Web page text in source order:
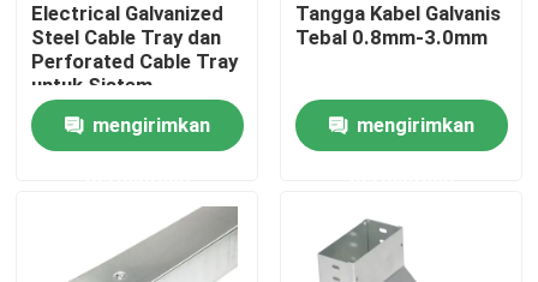
Rumah
Produk
Tentang kami
Electrical Galvanized
Steel Cable Tray dan
Perforated Cable Tray
untuk Sistem
Manajemen Kabel
mengirimkan
Tangga Kabel Galvanis
Tebal 0.8mm-3.0mm
mengirimkan